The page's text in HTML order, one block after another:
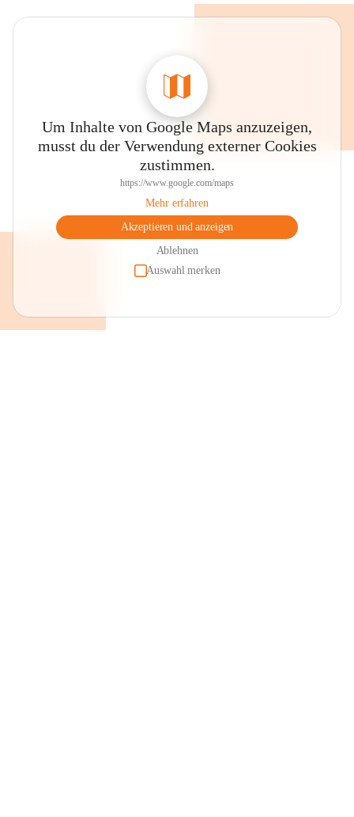
Um Inhalte von Google Maps anzuzeigen,
musst du der Verwendung externer Cookies
zustimmen.
https://www.google.com/maps
Mehr erfahren
Akzeptieren und anzeigen
Ablehnen
Auswahl merken